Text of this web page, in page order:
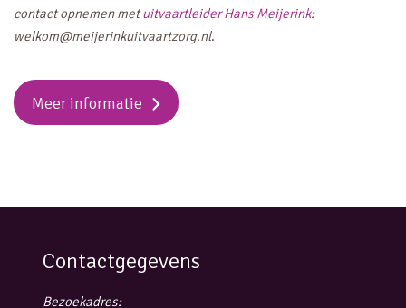
contact opnemen metuitvaartleider Hans Meijerink:
welkom@meijerinkuitvaartzorg.nl.
Meer informatie
Contactgegevens
Bezoekadres: